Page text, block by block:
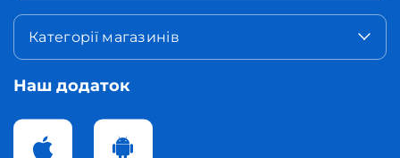
Категорії магазинів
Наш додаток